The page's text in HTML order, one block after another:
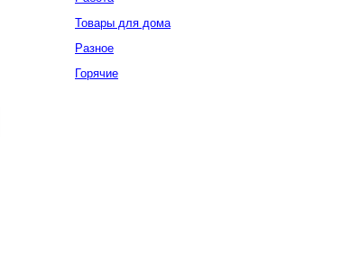
Товары для дома
Разное
Горячие